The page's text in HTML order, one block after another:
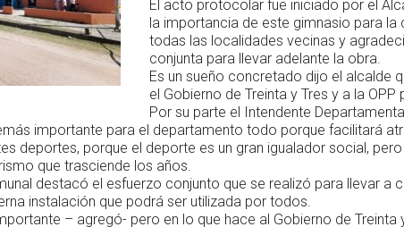
El acto protocolar fue iniciado por el
la importancia de este gimnasio para
todas las localidades vecinas y
conjunta para llevar adelante la obra.
Es un sueño concretado dijo el alcalde
el Gobierno de Treinta y Tres y a la
Por su parte el Intendente
importante para el departamento todo porque facilitará
deportes, porque el deporte es un gran igualador social,
que trasciende los años.
destacó el esfuerzo conjunto que se realizó para llevar a
instalación que podrá ser utilizada por todos.
– agregó- pero en lo que hace al Gobierno de